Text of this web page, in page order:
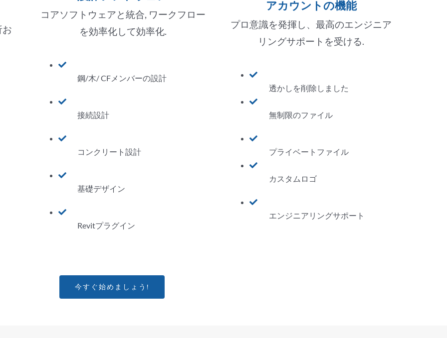
お
コアソフトウェアと統合, ワークフロー
を効率化して効率化.
鋼/木/ CFメンバーの設計
接続設計
コンクリート設計
基礎デザイン
Revitプラグイン
アカウントの機能
プロ意識を発揮し、最高のエンジニア
リングサポートを受ける.
透かしを削除しました
無制限のファイル
プライベートファイル
カスタムロゴ
エンジニアリングサポート
今すぐ始めましょう!